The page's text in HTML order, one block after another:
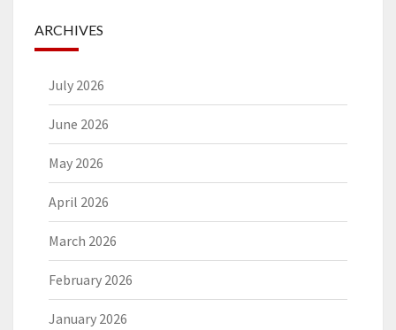
ARCHIVES
July 2026
June 2026
May 2026
April 2026
March 2026
February 2026
January 2026